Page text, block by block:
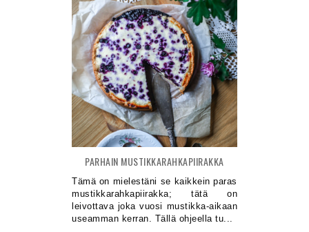
PARHAIN MUSTIKKARAHKAPIIRAKKA
Tämä on mielestäni se kaikkein paras
mustikkarahkapiirakka; tätä on
leivottava joka vuosi mustikka-aikaan
useamman kerran. Tällä ohjeella tu...